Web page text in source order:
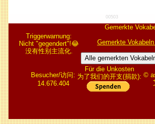
00503
Triggerwarnung:
Nicht "gegendert"!😂
没有性别主流化.
Gemerkte
Gemerkte
Alle gemerkten
Besucher/访问:
14.676.404
Für die Unkosten
为了我们的开支(捐款): ©